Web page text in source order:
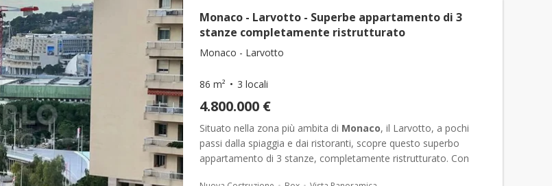
Monaco - Larvotto - Superbe appartamento di 3
stanze completamente ristrutturato
Monaco - Larvotto
86 m² 3 locali
4.800.000 €
Situato nella zona più ambita di Monaco, il Larvotto, a pochi
passi dalla spiaggia e dai ristoranti, scopre questo superbo
appartamento di 3 stanze, completamente ristrutturato. Con